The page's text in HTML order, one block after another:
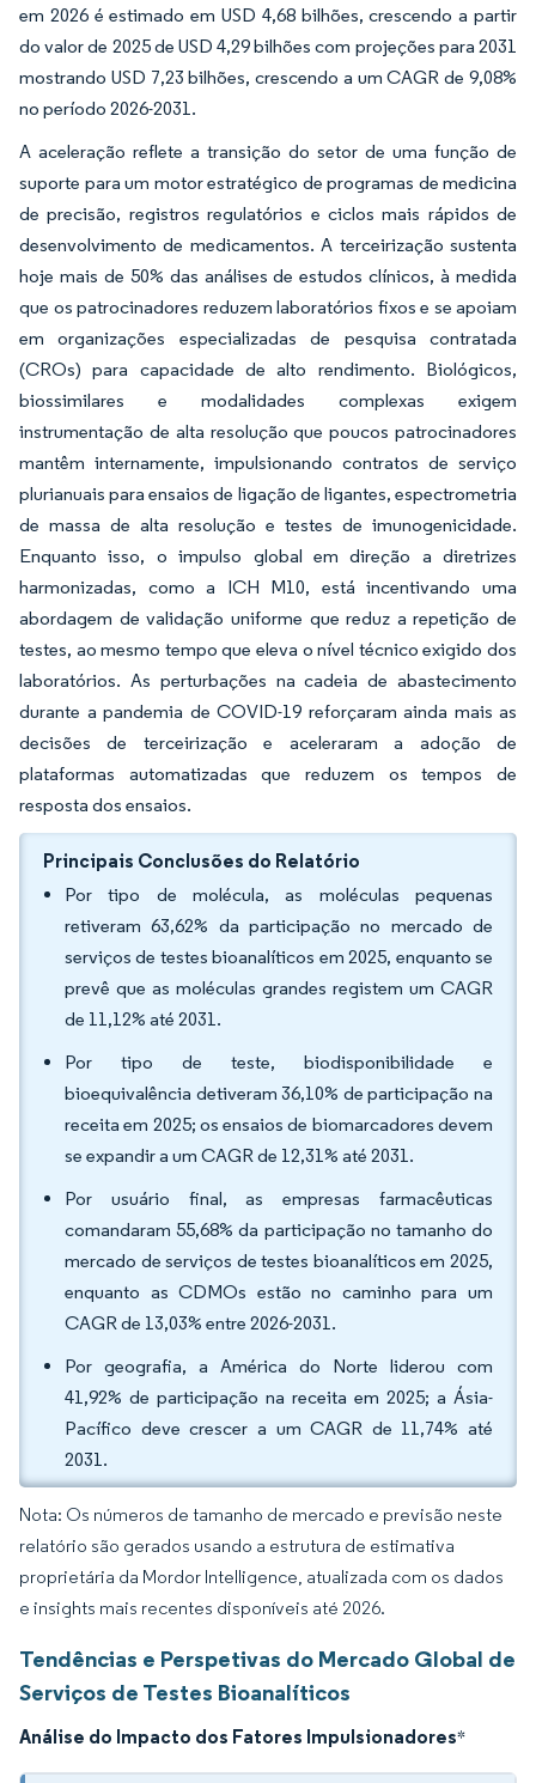
em 2026 é estimado em USD 4,68 bilhões, crescendo a partir
do valor de 2025 de USD 4,29 bilhões com projeções para 2031
mostrando USD 7,23 bilhões, crescendo a um CAGR de 9,08%
no período 2026-2031.
A aceleração reflete a transição do setor de uma função de
suporte para um motor estratégico de programas de medicina
de precisão, registros regulatórios e ciclos mais rápidos de
desenvolvimento de medicamentos. A terceirização sustenta
hoje mais de 50% das análises de estudos clínicos, à medida
que os patrocinadores reduzem laboratórios fixos e se apoiam
em organizações especializadas de pesquisa contratada
(CROs) para capacidade de alto rendimento. Biológicos,
biossimilares e modalidades complexas exigem
instrumentação de alta resolução que poucos patrocinadores
mantêm internamente, impulsionando contratos de serviço
plurianuais para ensaios de ligação de ligantes, espectrometria
de massa de alta resolução e testes de imunogenicidade.
Enquanto isso, o impulso global em direção a diretrizes
harmonizadas, como a ICH M10, está incentivando uma
abordagem de validação uniforme que reduz a repetição de
testes, ao mesmo tempo que eleva o nível técnico exigido dos
laboratórios. As perturbações na cadeia de abastecimento
durante a pandemia de COVID-19 reforçaram ainda mais as
decisões de terceirização e aceleraram a adoção de
plataformas automatizadas que reduzem os tempos de
resposta dos ensaios.
Principais Conclusões do Relatório
Por tipo de molécula, as moléculas pequenas
retiveram 63,62% da participação no mercado de
serviços de testes bioanalíticos em 2025, enquanto se
prevê que as moléculas grandes registem um CAGR
de 11,12% até 2031.
Por tipo de teste, biodisponibilidade e
bioequivalência detiveram 36,10% de participação na
receita em 2025; os ensaios de biomarcadores devem
se expandir a um CAGR de 12,31% até 2031.
Por usuário final, as empresas farmacêuticas
comandaram 55,68% da participação no tamanho do
mercado de serviços de testes bioanalíticos em 2025,
enquanto as CDMOs estão no caminho para um
CAGR de 13,03% entre 2026-2031.
Por geografia, a América do Norte liderou com
41,92% de participação na receita em 2025; a Ásia-
Pacífico deve crescer a um CAGR de 11,74% até
2031.
Nota: Os números de tamanho de mercado e previsão neste
relatório são gerados usando a estrutura de estimativa
proprietária da Mordor Intelligence, atualizada com os dados
e insights mais recentes disponíveis até 2026.
Tendências e Perspetivas do Mercado Global de
Serviços de Testes Bioanalíticos
Análise do Impacto dos Fatores Impulsionadores*